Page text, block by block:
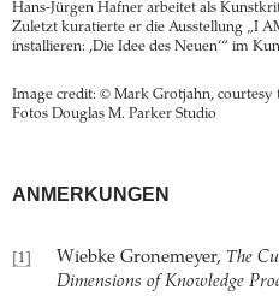
Hans-Jürgen Hafner arbeitet als
Zuletzt kuratierte er die Ausstellung „I
installieren: ,Die Idee des Neuen‘“ im
Image credit: © Mark Grotjahn, courtesy
Fotos Douglas M. Parker Studio
ANMERKUNGEN
[1] Wiebke Gronemeyer, The
Dimensions of Knowledge